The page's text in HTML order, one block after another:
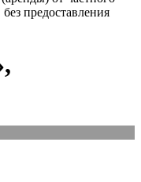
предоставления